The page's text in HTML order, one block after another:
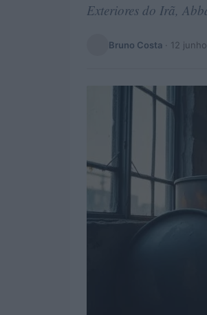
Exteriores do Irã,
Bruno Costa · 12